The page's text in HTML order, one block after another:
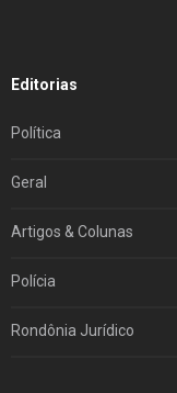
Editorias
Política
Geral
Artigos & Colunas
Polícia
Rondônia Jurídico